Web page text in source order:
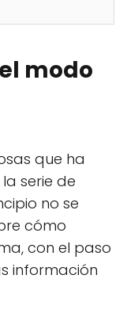
modo
que ha
serie de
no se
cómo
con el paso
información